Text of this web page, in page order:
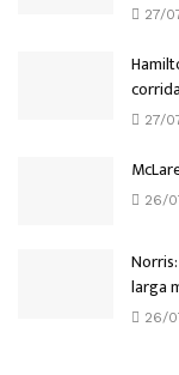
27/
27/
26/
larga
26/